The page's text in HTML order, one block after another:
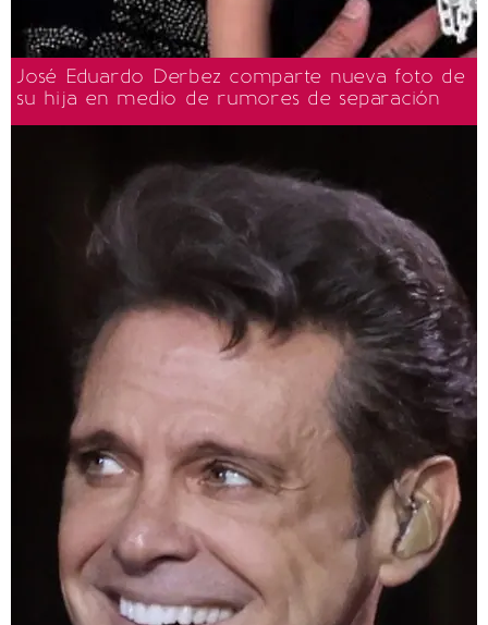
José Eduardo Derbez comparte nueva foto de
su hija en medio de rumores de separación